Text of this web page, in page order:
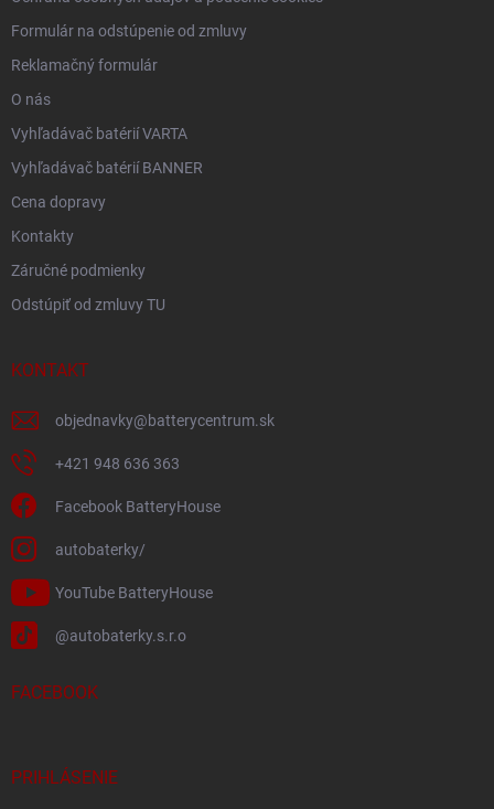
Formulár na odstúpenie od zmluvy
Reklamačný formulár
O nás
Vyhľadávač batérií VARTA
Vyhľadávač batérií BANNER
Cena dopravy
Kontakty
Záručné podmienky
Odstúpiť od zmluvy TU
KONTAKT
objednavky@batterycentrum.sk
+421 948 636 363
Facebook BatteryHouse
autobaterky/
YouTube BatteryHouse
@autobaterky.s.r.o
FACEBOOK
PRIHLÁSENIE